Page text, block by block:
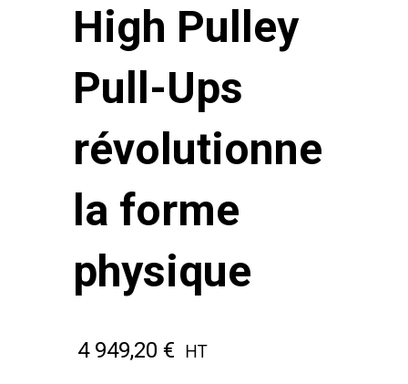
High Pulley
Pull-Ups
révolutionne
la forme
physique
4 949,20 € HT